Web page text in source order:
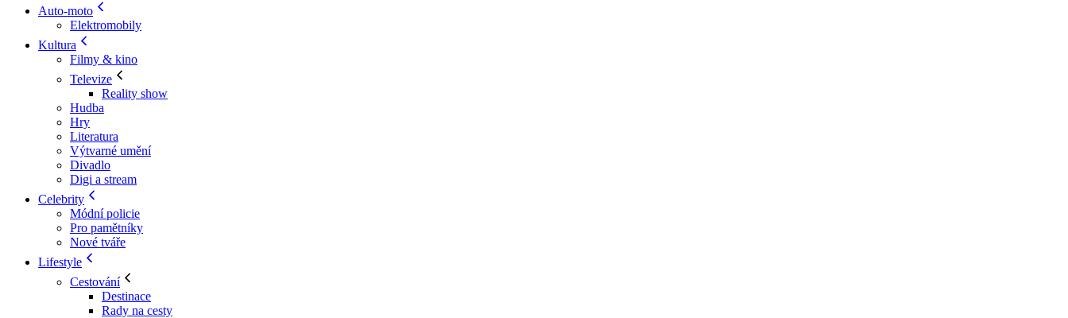
Auto-moto
Elektromobily
Kultura
Filmy & kino
Televize
Reality show
Hudba
Hry
Literatura
Výtvarné umění
Divadlo
Digi a stream
Celebrity
Módní policie
Pro pamětníky
Nové tváře
Lifestyle
Cestování
Destinace
Rady na cesty